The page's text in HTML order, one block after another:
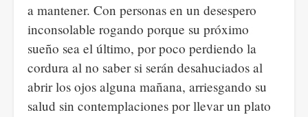
a mantener. Con personas en un desespero
inconsolable rogando porque su próximo
sueño sea el último, por poco perdiendo la
cordura al no saber si serán desahuciados al
abrir los ojos alguna mañana, arriesgando su
salud sin contemplaciones por llevar un plato